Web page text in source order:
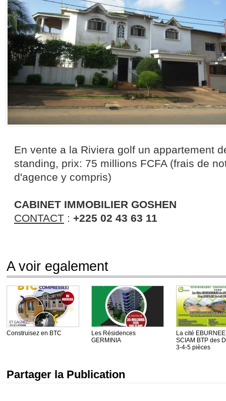
En vente a la Riviera golf un appartement
standing, prix: 75 millions FCFA (frais de
d'agence y compris)
CABINET IMMOBILIER GOSHEN
CONTACT : +225 02 43 63 11
A voir egalement
Construisez en BTC
Les Résidences
GERMINIA
La cité
SCIAM BTP des
3-4-5 pièces
Partager la Publication